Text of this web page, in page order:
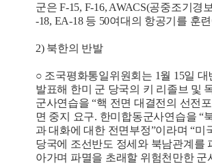
군은 F-15, F-16, AWACS(공중조기경
-18, EA-18 등 50여대의 항공기를 훈
2) 북한의 반발
○ 조국평화통일위원회는 1월 15일 대
발표해 한미 군 당국의 키 리졸브 및
군사연습을 “핵 전면 대결전의 선전
면 중지 요구. 한미합동군사연습을 “
과 대화에 대한 전면부정”이라며 “미
당국에 조선반도 정세와 북남관계를
아가며 파멸을 초래할 위험천만한 군